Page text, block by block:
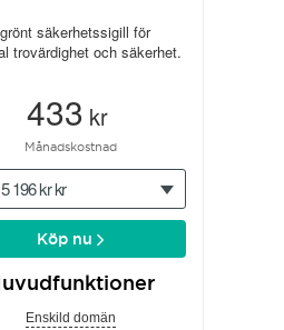
säkerhetssigill för
trovärdighet och säkerhet.
433 kr
Månadskostnad
196 kr kr
Köp nu
Enskild domän